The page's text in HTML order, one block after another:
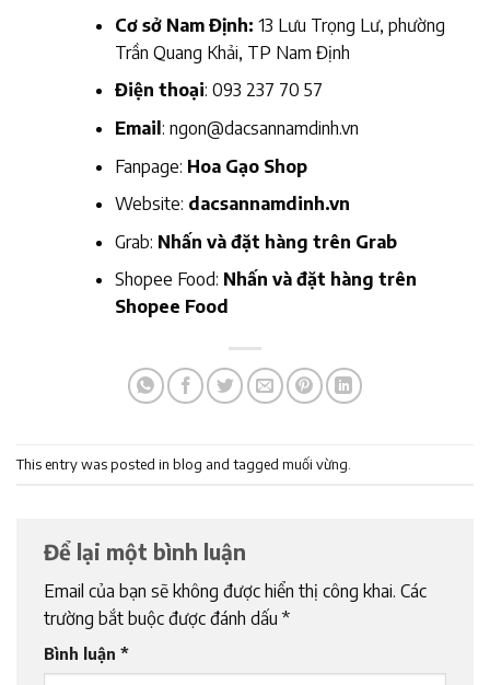
Cơ sở Nam Định: 13 Lưu Trọng Lư, phường
Trần Quang Khải, TP Nam Định
Điện thoại: 093 237 70 57
Email: ngon@dacsannamdinh.vn
Fanpage: Hoa Gạo Shop
Website: dacsannamdinh.vn
Grab: Nhấn và đặt hàng trên Grab
Shopee Food: Nhấn và đặt hàng trên
Shopee Food
This entry was posted in blog and tagged muối vừng
Để lại một bình luận
Email của bạn sẽ không được hiển thị công khai. Các
trường bắt buộc được đánh dấu *
Bình luận *